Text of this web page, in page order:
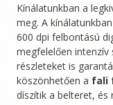
Kínálatunkban a
meg. A
600 dpi felbontású
megfelelően
részleteket is
köszönhetően a fali
díszítik a belteret, és